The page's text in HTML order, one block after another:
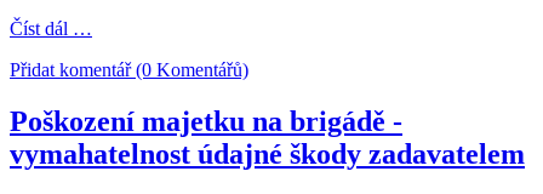
Číst dál …
Přidat komentář (0 Komentářů)
Poškození majetku na brigádě -
vymahatelnost údajné škody zadavatelem